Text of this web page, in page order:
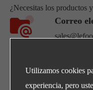
¿Necesitas los productos
Correo
+86-0571-
Utilizamos cookies
experiencia, pero